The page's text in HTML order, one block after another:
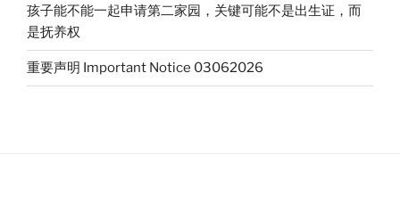
孩子能不能一起申请第二家园，关键可能不是出生证，而
是抚养权
重要声明 Important Notice 03062026